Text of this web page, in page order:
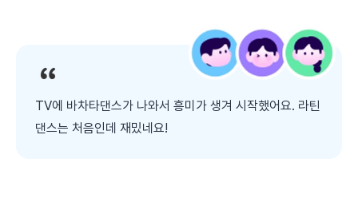
TV에 바차타댄스가 나와서 흥미가 생겨 시작했어요. 라틴
댄스는 처음인데 재밌네요!